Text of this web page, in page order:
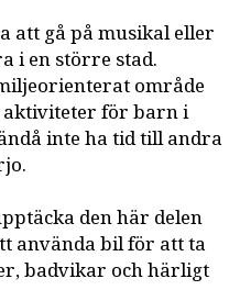
att gå på musikal eller
i en större stad.
område
aktiviteter för barn i
inte ha tid till andra
den här delen
använda bil för att ta
badvikar och härligt